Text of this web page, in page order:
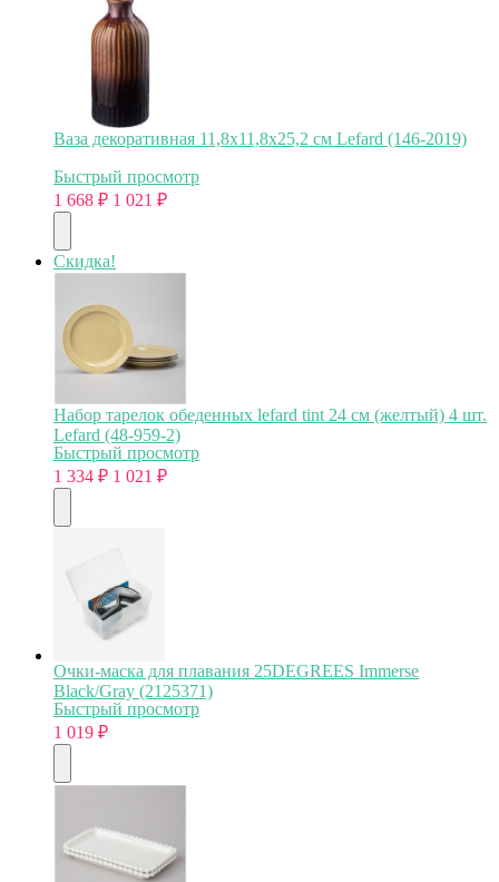
Ваза декоративная 11,8х11,8х25,2 см Lefard (146-2019)
Быстрый просмотр
1 668 ₽ 1 021 ₽
Скидка!
Набор тарелок обеденных lefard tint 24 см (желтый) 4 шт.
Lefard (48-959-2)
Быстрый просмотр
1 334 ₽ 1 021 ₽
Очки-маска для плавания 25DEGREES Immerse
Black/Gray (2125371)
Быстрый просмотр
1 019 ₽